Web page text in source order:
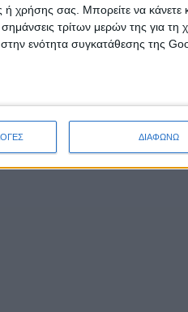
χρήσης σας. Μπορείτε να κάνετε
σημάνσεις τρίτων μερών της για
ενότητα συγκατάθεσης της
ΔΙΑΦΩΝΩ